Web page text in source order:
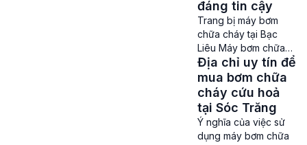
đủ lớn để dập tắt […]
đâu và vào bất cứ
thời điểm nào. Là một
tỉnh thành có tốc độ
phát triển nhanh
chóng nên việc trang
[…]
đáng tin cậy
Trang bị máy bơm
chữa cháy tại Bạc
Liêu Máy bơm chữa
cháy tại Bạc Liêu – Để
đảm bảo an toàn
phòng cháy chữa
cháy tại Bạc Liêu,
việc trang bị hệ thống
bơm chữa cháy
Địa chỉ uy tín để
mua bơm chữa
cháy cứu hoả
tại Sóc Trăng
Ý nghĩa của việc sử
dụng máy bơm chữa